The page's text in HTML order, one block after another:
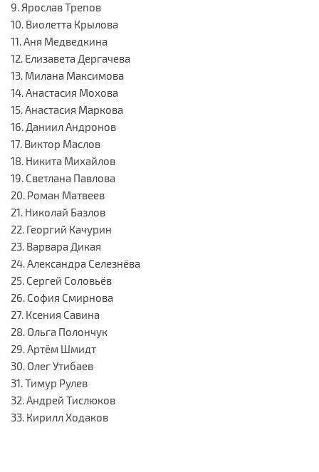
9. Ярослав Трепов
10. Виолетта Крылова
11. Аня Медведкина
12. Елизавета Дергачева
13. Милана Максимова
14. Анастасия Мохова
15. Анастасия Маркова
16. Даниил Андронов
17. Виктор Маслов
18. Никита Михайлов
19. Светлана Павлова
20. Роман Матвеев
21. Николай Базлов
22. Георгий Качурин
23. Варвара Дикая
24. Александра Селезнёва
25. Сергей Соловьёв
26. София Смирнова
27. Ксения Савина
28. Ольга Полончук
29. Артём Шмидт
30. Олег Утибаев
31. Тимур Рулев
32. Андрей Тислюков
33. Кирилл Ходаков